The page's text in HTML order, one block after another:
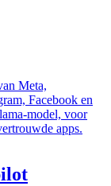
Meta,
Facebook en
model, voor
apps.